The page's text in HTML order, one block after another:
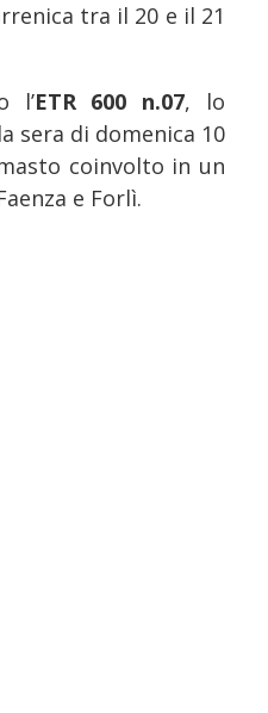
tra il 20 e il 21
l’ETR 600 n.07, lo
sera di domenica 10
coinvolto in un
e Forlì.